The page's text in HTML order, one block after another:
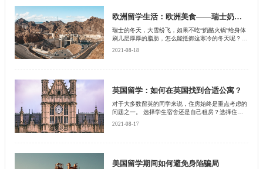
欧洲留学生活：欧洲美食——瑞士奶酪火锅
瑞士的冬天，大雪纷飞，如果不吃“奶酪火锅”给身体
刷几层厚厚的脂肪，怎么能抵御这寒冷的冬天呢？据
2021-08-18
英国留学：如何在英国找到合适公寓？
对于大多数留英的同学来说，住房始终是重点考虑的
问题之一。 选择学生宿舍还是自己租房？选择住房
2021-08-17
美国留学期间如何避免身陷骗局